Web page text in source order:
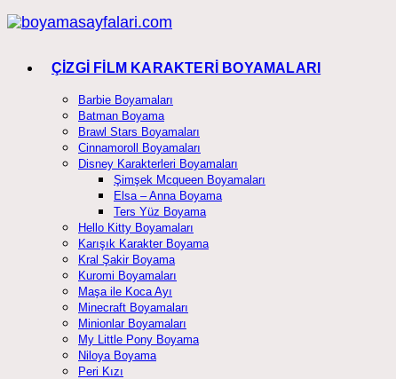
Skip
to
ÇİZGİ FİLM KARAKTERİ BOYAMALARI
Barbie Boyamaları
Batman Boyama
Brawl Stars Boyamaları
Cinnamoroll Boyamaları
Disney Karakterleri Boyamaları
Şimşek Mcqueen Boyamaları
Elsa – Anna Boyama
Ters Yüz Boyama
Hello Kitty Boyamaları
Karışık Karakter Boyama
Kral Şakir Boyama
Kuromi Boyamaları
Maşa ile Koca Ayı
Minecraft Boyamaları
Minionlar Boyamaları
My Little Pony Boyama
Niloya Boyama
Peri Kızı